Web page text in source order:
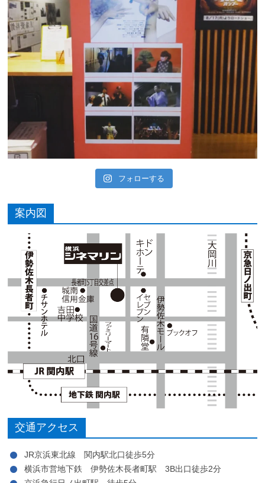
フォローする
案内図
交通アクセス
JR京浜東北線 関内駅北口徒歩5分
横浜市営地下鉄 伊勢佐木長者町駅 3B出口徒歩2分